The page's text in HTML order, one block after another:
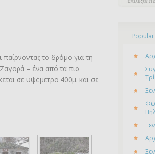
το δρόμο για τη
– ένα από τα πιο
σε υψόμετρο 400μ. και σε
Popular